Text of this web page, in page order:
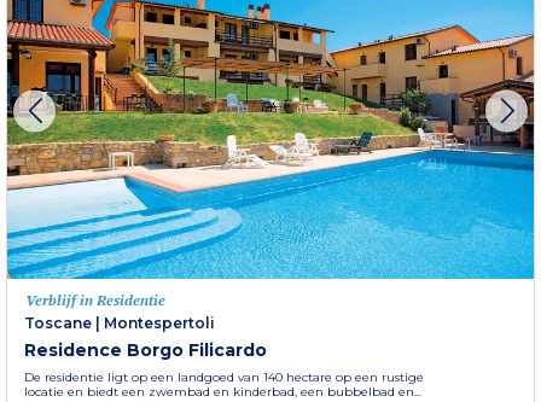
Verblijf in Residentie
Toscane
Montespertoli
Residence Borgo Filicardo
De residentie ligt op een landgoed van 140 hectare op een rustige
locatie en biedt een zwembad en kinderbad, een bubbelbad en...